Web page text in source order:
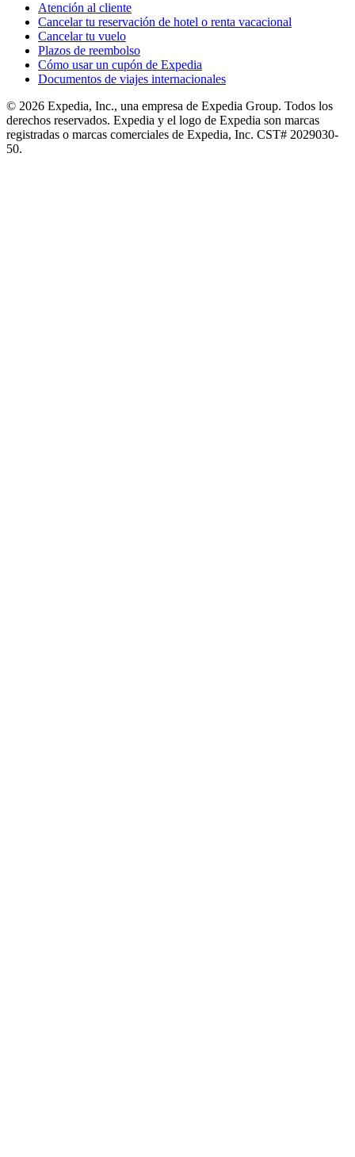
Atención al cliente
Cancelar tu reservación de hotel o renta vacacional
Cancelar tu vuelo
Plazos de reembolso
Cómo usar un cupón de Expedia
Documentos de viajes internacionales
© 2026 Expedia, Inc., una empresa de Expedia Group. Todos los
derechos reservados. Expedia y el logo de Expedia son marcas
registradas o marcas comerciales de Expedia, Inc. CST# 2029030-
50.